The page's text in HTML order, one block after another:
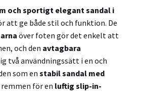
och sportigt elegant sandal i
att ge både stil och funktion. De
över foten gör det enkelt att
och den avtagbara
två användningssätt i en och
som en stabil sandal med
för en luftig slip-in-